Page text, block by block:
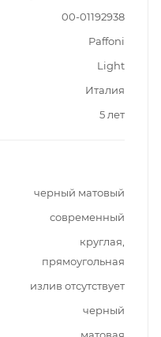
00-01192938
Paffoni
Light
Италия
5 лет
черный матовый
современный
круглая,
прямоугольная
излив отсутствует
черный